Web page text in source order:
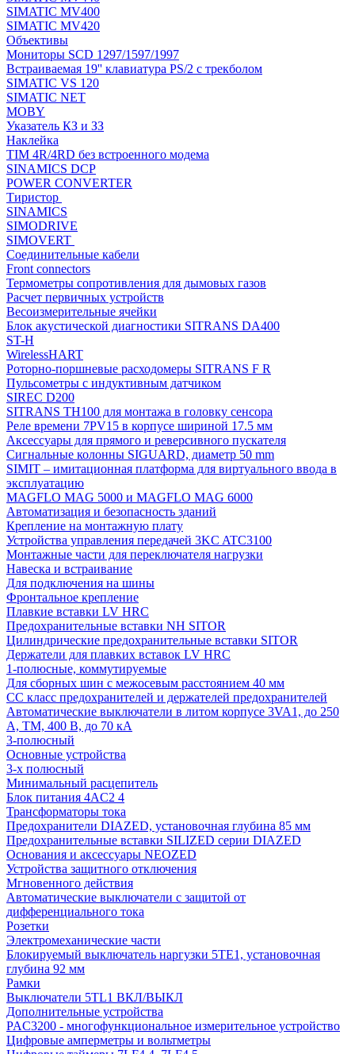
SIMATIC MV400
SIMATIC MV420
Объективы
Мониторы SCD 1297/1597/1997
Встраиваемая 19'' клавиатура PS/2 с трекболом
SIMATIC VS 120
SIMATIC NET
MOBY
Указатель КЗ и ЗЗ
Наклейка
TIM 4R/4RD без встроенного модема
SINAMICS DCP
POWER CONVERTER
Тиристор
SINAMICS
SIMODRIVE
SIMOVERT
Соединительные кабели
Front connectors
Термометры сопротивления для дымовых газов
Расчет первичных устройств
Весоизмерительные ячейки
Блок акустической диагностики SITRANS DA400
ST-H
WirelessHART
Роторно-поршневые расходомеры SITRANS F R
Пульсометры с индуктивным датчиком
SIREC D200
SITRANS TH100 для монтажа в головку сенсора
Реле времени 7PV15 в корпусе шириной 17.5 мм
Аксессуары для прямого и реверсивного пускателя
Сигнальные колонны SIGUARD, диаметр 50 mm
SIMIT – имитационная платформа для виртуального ввода в
эксплуатацию
MAGFLO MAG 5000 и MAGFLO MAG 6000
Автоматизация и безопасность зданий
Крепление на монтажную плату
Устройства управления передачей 3KC ATC3100
Монтажные части для переключателя нагрузки
Навеска и встраивание
Для подключения на шины
Фронтальное крепление
Плавкие вставки LV HRC
Предохранительные вставки NH SITOR
Цилиндрические предохранительные вставки SITOR
Держатели для плавких вставок LV HRC
1-полюсные, коммутируемые
Для сборных шин с межосевым расстоянием 40 мм
СС класс предохранителей и держателей предохранителей
Автоматические выключатели в литом корпусе 3VA1, до 250
А, TM, 400 В, до 70 кА
3-полюсный
Основные устройства
3-х полюсный
Минимальный расцепитель
Блок питания 4AC2 4
Трансформаторы тока
Предохранители DIAZED, установочная глубина 85 мм
Предохранительные вставки SILIZED серии DIAZED
Основания и аксессуары NEOZED
Устройства защитного отключения
Мгновенного действия
Автоматические выключатели с защитой от
дифференциального тока
Розетки
Электромеханические части
Блокируемый выключатель наргузки 5TE1, установочная
глубина 92 мм
Рамки
Выключатели 5TL1 ВКЛ/ВЫКЛ
Дополнительные устройства
PAC3200 - многофункциональное измерительное устройство
Цифровые амперметры и вольтметры